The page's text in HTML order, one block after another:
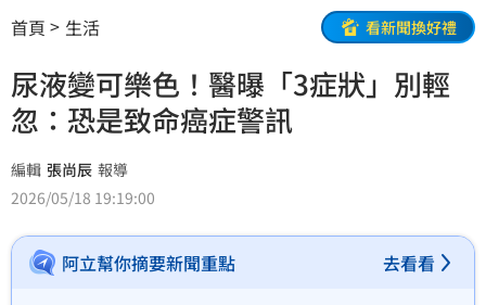
首頁 生活 看新聞換好禮
尿液變可樂色！醫曝「3症狀」別輕
忽：恐是致命癌症警訊
編輯 張尚辰 報導
2026/05/18 19:19:00
阿立幫你摘要新聞重點 去看看